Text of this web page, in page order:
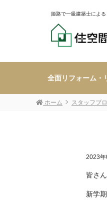
姫路で一級建築士によ
全面リフォーム・
ホーム スタッフブ
2023年
皆さ
新学